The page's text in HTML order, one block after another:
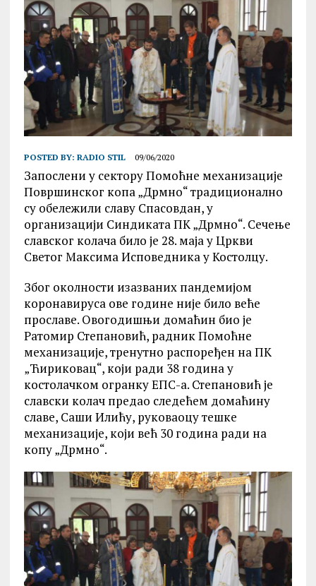
POSTED BY: RADIO STIL 09/06/2020
Запослени у сектору Помоћне механизације
Површинског копа „Дрмно“ традиционално
су обележили славу Спасовдан, у
организацији Синдиката ПК „Дрмно“. Сечење
славског колача било је 28. маја у Цркви
Светог Максима Исповедника у Костолцу.
Због околности изазваних пандемијом
коронавируса ове године није било веће
прославе. Овогодишњи домаћин био је
Ратомир Степановић, радник Помоћне
механизације, тренутно распоређен на ПК
„Ћириковац“, који ради 38 година у
костолачком огранку ЕПС-а. Степановић је
славски колач предао следећем домаћину
славе, Саши Илићу, руковаоцу тешке
механизације, који већ 30 година ради на
копу „Дрмно“.